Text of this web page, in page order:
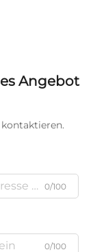
Angebot
0/100
0/100